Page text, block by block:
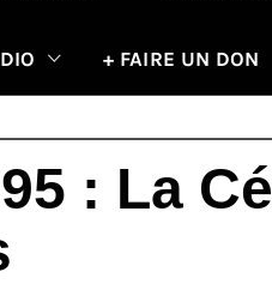
+ FAIRE UN DON
: La